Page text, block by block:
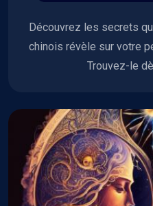
Découvrez les secrets
chinois révèle sur votre
Trouvez-le